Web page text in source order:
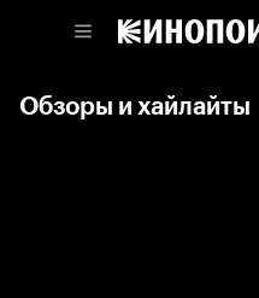
Обзоры и хайлайты